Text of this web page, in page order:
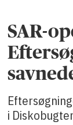
SAR-
i